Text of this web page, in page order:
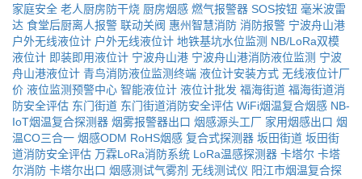
家庭安全 老人厨房防干烧 厨房烟感 燃气报警器 SOS按钮 毫米波雷
达 食堂后厨离人报警 联动关阀 惠州智慧消防 消防报警 宁波舟山港
户外无线液位计 户外无线液位计 地铁基坑水位监测 NB/LoRa双模
液位计 即装即用液位计 宁波舟山港 宁波舟山港消防液位监测 宁波
舟山港液位计 青鸟消防液位监测终端 液位计安装方式 无线液位计厂
价 液位监测预警中心 智能液位计 液位计批发 福海街道 福海街道消
防安全评估 东门街道 东门街道消防安全评估 WiFi烟温复合烟感 NB-
IoT烟温复合探测器 烟雾报警器出口 烟感源头工厂 家用烟感出口 烟
温CO三合一 烟感ODM RoHS烟感 复合式探测器 坂田街道 坂田街
道消防安全评估 万霖LoRa消防系统 LoRa温感探测器 卡塔尔 卡塔
尔消防 卡塔尔出口 烟感测试气雾剂 无线测试仪 阳江市烟温复合探